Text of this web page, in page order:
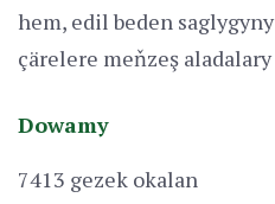
hem, edil beden
çärelere meňzeş
Dowamy
7413 gezek okalan